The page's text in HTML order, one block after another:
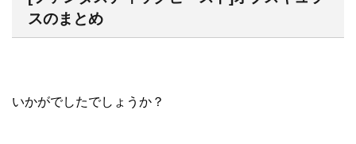
スのまとめ
いかがでしたでしょうか？